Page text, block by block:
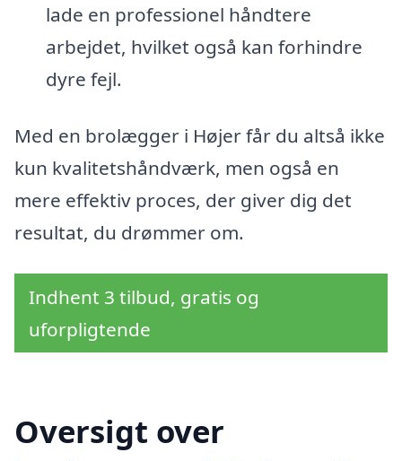
lade en professionel håndtere
arbejdet, hvilket også kan forhindre
dyre fejl.
Med en brolægger i Højer får du altså ikke
kun kvalitetshåndværk, men også en
mere effektiv proces, der giver dig det
resultat, du drømmer om.
Indhent 3 tilbud, gratis og
uforpligtende
Oversigt over